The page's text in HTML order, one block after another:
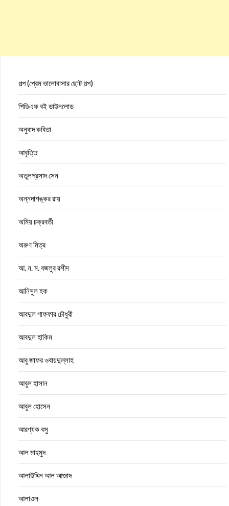
গল্প (প্রেম ভালোবাসার ছোট গল্প)
পিডিএফ বই ডাউনলোড
অনুবাদ কবিতা
আবৃত্তি
অতুলপ্রসাদ সেন
অন্নদাশঙ্কর রায়
অমিয় চক্রবর্তী
অরুণ মিত্র
আ. ন. ম. বজলুর রশীদ
আনিসুল হক
আবদুল গাফফার চৌধুরী
আবদুল হাকিম
আবু জাফর ওবায়দুল্লাহ
আবুল হাসান
আবুল হোসেন
আরণ্যক বসু
আল মাহমুদ
আলাউদ্দিন আল আজাদ
আলাওল